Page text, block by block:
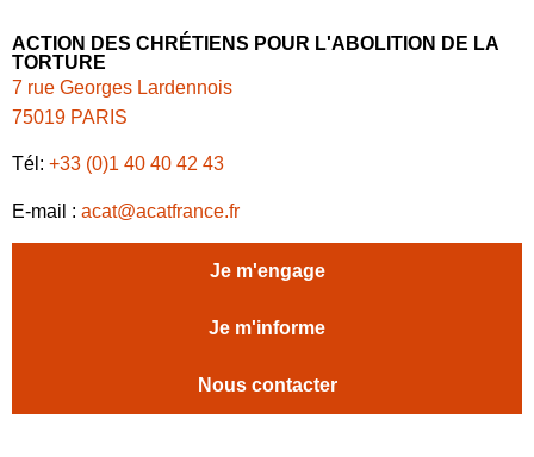
ACTION DES CHRÉTIENS POUR L'ABOLITION DE LA
TORTURE
7 rue Georges Lardennois
75019 PARIS
Tél: +33 (0)1 40 40 42 43
E-mail : acat@acatfrance.fr
Je m'engage
Je m'informe
Nous contacter